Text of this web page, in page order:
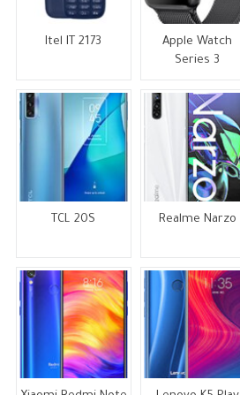
Itel IT 2173
Apple Watch
Series 3
TCL 20S Realme Narzo